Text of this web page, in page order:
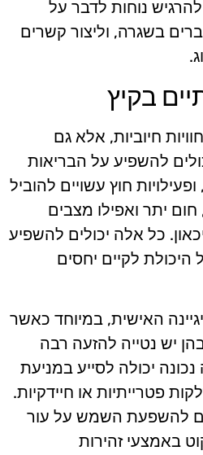
נוחות לדבר על
בשגרה, וליצור קשרים
בקיץ
חיוביות, אלא גם
להשפיע על הבריאות
חוץ עשויים להוביל
יתר ואפילו מצבים
כל אלה יכולים להשפיע
לקיים יחסים
האישית, במיוחד כאשר
יש נטייה להזעה רבה
נכונה יכולה לסייע במניעת
פטרייתיות או חיידקיות.
להשפעת השמש על עור
באמצעי זהירות